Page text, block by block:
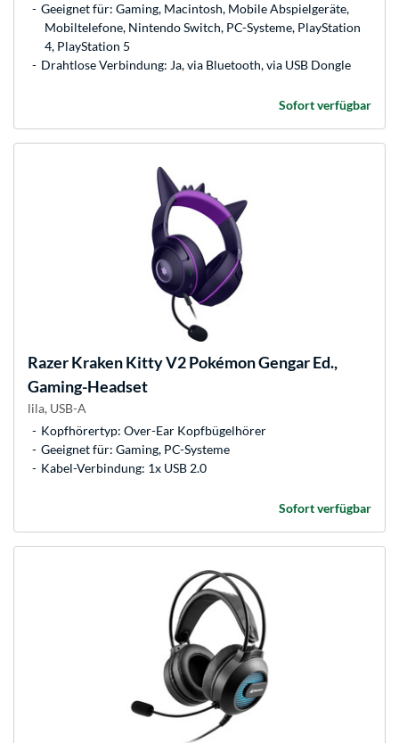
Geeignet für: Gaming, Macintosh, Mobile Abspielgeräte,
Mobiltelefone, Nintendo Switch, PC-Systeme, PlayStation
4, PlayStation 5
Drahtlose Verbindung: Ja, via Bluetooth, via USB Dongle
Sofort verfügbar
RazerKraken Kitty V2 Pokémon Gengar Ed.,
Gaming-Headset
lila, USB-A
Kopfhörertyp: Over-Ear Kopfbügelhörer
Geeignet für: Gaming, PC-Systeme
Kabel-Verbindung: 1x USB 2.0
Sofort verfügbar